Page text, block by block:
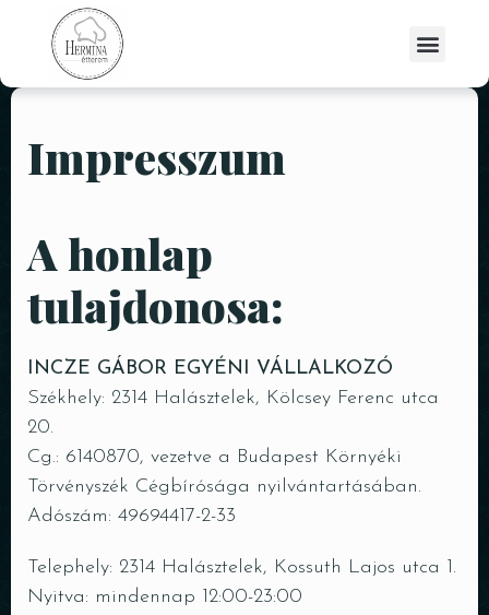
Impresszum
A honlap
tulajdonosa:
INCZE GÁBOR EGYÉNI VÁLLALKOZÓ
Székhely: 2314 Halásztelek, Kölcsey Ferenc utca
20.
Cg.: 6140870, vezetve a Budapest Környéki
Törvényszék Cégbírósága nyilvántartásában.
Adószám: 49694417-2-33
Telephely: 2314 Halásztelek, Kossuth Lajos utca 1.
Nyitva: mindennap 12:00-23:00